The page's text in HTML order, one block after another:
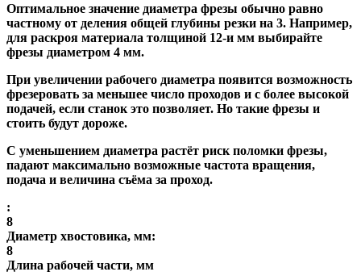
Оптимальное значение диаметра фрезы обычно равно
частному от деления общей глубины резки на 3. Например,
для раскроя материала толщиной 12-и мм выбирайте
фрезы диаметром 4 мм.
При увеличении рабочего диаметра появится возможность
фрезеровать за меньшее число проходов и с более высокой
подачей, если станок это позволяет. Но такие фрезы и
стоить будут дороже.
С уменьшением диаметра растёт риск поломки фрезы,
падают максимально возможные частота вращения,
подача и величина съёма за проход.
:
8
Диаметр хвостовика, мм:
8
Длина рабочей части, мм